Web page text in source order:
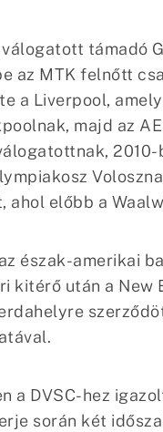
támadó
az MTK felnőtt
a Liverpool,
majd az
ahol előbb a
észak-amerikai
kitérő után a New
a DVSC-hez
során két